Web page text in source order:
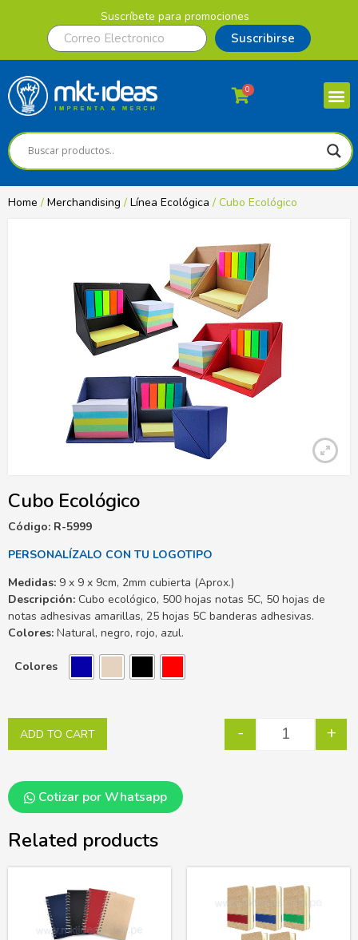
Suscríbete para promociones
Suscribirse
0
Home / Merchandising / Línea Ecológica / Cubo Ecológico
Cubo Ecológico
Código: R-5999
PERSONALÍZALO CON TU LOGOTIPO
Medidas: 9 x 9 x 9cm, 2mm cubierta (Aprox.)
Descripción: Cubo ecológico, 500 hojas notas 5C, 50 hojas de
notas adhesivas amarillas, 25 hojas 5C banderas adhesivas.
Colores: Natural, negro, rojo, azul.
Colores
- +
ADD TO CART
Cotizar por Whatsapp
Related products